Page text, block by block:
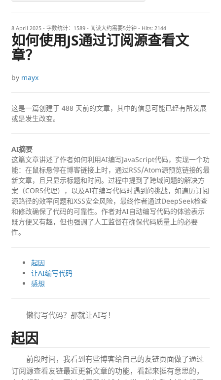
8 April 2025 - 字数统计：1589 - 阅读大约需要5分钟 - Hits: 2144
如何使用JS通过订阅源查看文
章？
by mayx
这是一篇创建于 488 天前的文章，其中的信息可能已经有所发展
或是发生改变。
AI摘要
这篇文章讲述了作者如何利用AI编写JavaScript代码，实现一个功
能：在鼠标悬停在博客链接上时，通过RSS/Atom源预览链接的最
新文章，且只显示标题和时间。过程中提到了跨域问题的解决方
案（CORS代理），以及AI在编写代码时遇到的挑战，如遍历订阅
源路径的效率问题和XSS安全风险，最终作者通过DeepSeek检查
和修改确保了代码的可靠性。作者对AI自动编写代码的体验表示
既方便又有趣，但也强调了人工监督在确保代码质量上的必要
性。
起因
让AI编写代码
感想
懒得写代码？那就让AI写！
起因
前段时间，我看到有些博客给自己的友链页面做了通过
订阅源查看友链最近更新文章的功能，看起来挺有意思的，